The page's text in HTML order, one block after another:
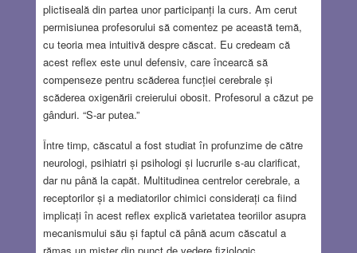
plictiseală din partea unor participanți la curs. Am cerut
permisiunea profesorului să comentez pe această temă,
cu teoria mea intuitivă despre căscat. Eu credeam că
acest reflex este unul defensiv, care încearcă să
compenseze pentru scăderea funcției cerebrale și
scăderea oxigenării creierului obosit. Profesorul a căzut pe
gânduri. “S-ar putea.”
Între timp, căscatul a fost studiat în profunzime de către
neurologi, psihiatri și psihologi și lucrurile s-au clarificat,
dar nu până la capăt. Multitudinea centrelor cerebrale, a
receptorilor și a mediatorilor chimici considerați ca fiind
implicați în acest reflex explică varietatea teoriilor asupra
mecanismului său și faptul că până acum căscatul a